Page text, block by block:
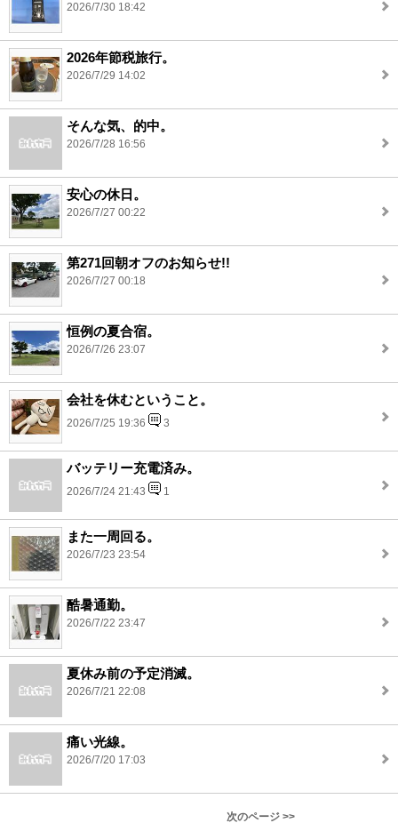
2026/7/30 18:42
2026年節税旅行。
2026/7/29 14:02
そんな気、的中。
2026/7/28 16:56
安心の休日。
2026/7/27 00:22
第271回朝オフのお知らせ!!
2026/7/27 00:18
恒例の夏合宿。
2026/7/26 23:07
会社を休むということ。
2026/7/25 19:36 3
バッテリー充電済み。
2026/7/24 21:43 1
また一周回る。
2026/7/23 23:54
酷暑通勤。
2026/7/22 23:47
夏休み前の予定消滅。
2026/7/21 22:08
痛い光線。
2026/7/20 17:03
次のページ >>